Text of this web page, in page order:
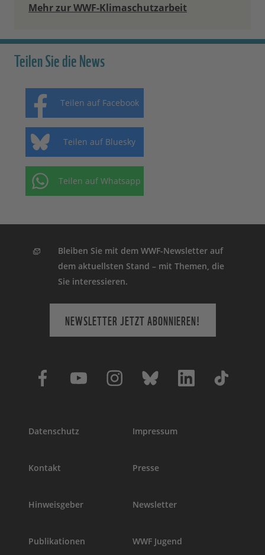
Mehr zur WWF-Klimaschutzarbeit
Teilen Sie die News
Teilen auf Facebook
Teilen auf Bluesky
Teilen auf Whatsapp
Bleiben Sie mit dem WWF-Newsletter auf
dem aktuellsten Stand – mit Themen, die
Sie interessieren.
NEWSLETTER JETZT ABONNIEREN!
Datenschutz Impressum
Kontakt Presse
Hinweisgeber Newsletter
Publikationen WWF Jugend